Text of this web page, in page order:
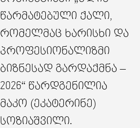
წარმატებული ქალი,
რომელმაც ხარისხი და
პროფესიონალიზმი
ბიზნესად გარდაქმნა –
2026“ წარდგენილია
მაკო (ეკატერინე)
სოზიაშვილი.